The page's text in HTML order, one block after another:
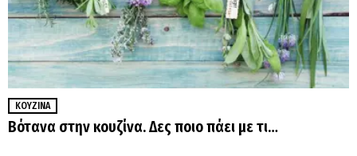
ΚΟΥΖΊΝΑ
Βότανα στην κουζίνα. Δες ποιο πάει με τι…